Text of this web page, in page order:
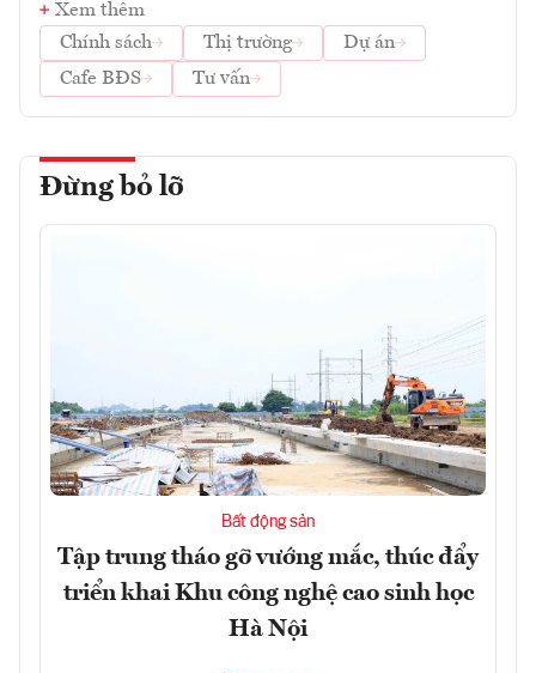
Xem thêm
Chính sách
Thị trường
Dự án
Cafe BĐS
Tư vấn
Đừng bỏ lỡ
Bất động sản
Tập trung tháo gỡ vướng mắc, thúc đẩy
triển khai Khu công nghệ cao sinh học
Hà Nội